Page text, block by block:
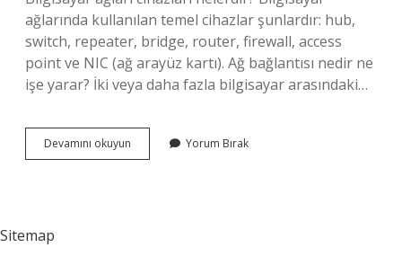
ağlarında kullanılan temel cihazlar şunlardır: hub,
switch, repeater, bridge, router, firewall, access
point ve NIC (ağ arayüz kartı). Ağ bağlantısı nedir ne
işe yarar? İki veya daha fazla bilgisayar arasındaki…
Devamını okuyun
Bağlantı
Yorum Bırak
Sitemap